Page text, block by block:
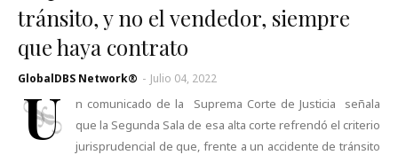
tránsito, y no el vendedor, siempre
que haya contrato
GlobalDBS Network® - Julio 04, 2022
U
n comunicado de la Suprema Corte de Justicia señala
que la Segunda Sala de esa alta corte refrendó el criterio
jurisprudencial de que, frente a un accidente de tránsito